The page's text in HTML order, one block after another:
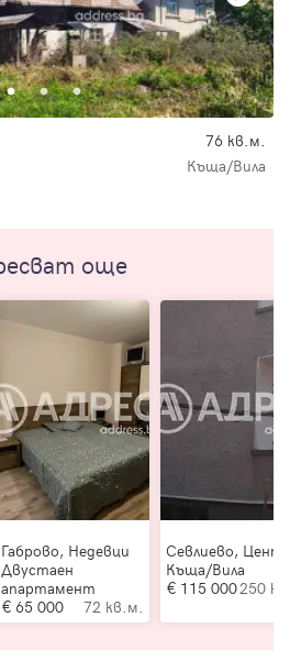
76 кв.м.
Къща/Вила
още
Габрово, Недевци
Двустаен
апартамент
65 000
72 кв.м.
Севлиево,
Къща/Вила
115 000250